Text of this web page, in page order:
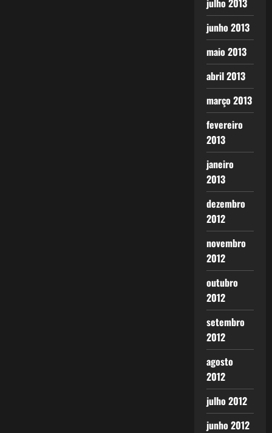
julho 2013
junho 2013
maio 2013
abril 2013
março 2013
fevereiro
2013
janeiro
2013
dezembro
2012
novembro
2012
outubro
2012
setembro
2012
agosto
2012
julho 2012
junho 2012